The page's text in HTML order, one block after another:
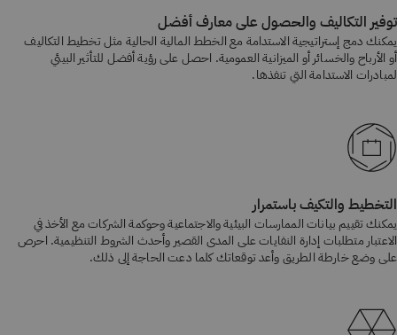
توفير التكاليف والحصول على معارف أفضل
يمكنك دمج إستراتيجية الاستدامة مع الخطط المالية الحالية مثل تخطيط التكاليف
أو الأرباح والخسائر أو الميزانية العمومية. احصل على رؤية أفضل للتأثير البيئي
لمبادرات الاستدامة التي تنفذها.
التخطيط والتكيف باستمرار
يمكنك تقييم بيانات الممارسات البيئية والاجتماعية وحوكمة الشركات مع الأخذ في
الاعتبار متطلبات إدارة النفايات على المدى القصير وأحدث الشروط التنظيمية. احرص
على وضع خارطة الطريق وأعد توقعاتك كلما دعت الحاجة إلى ذلك.